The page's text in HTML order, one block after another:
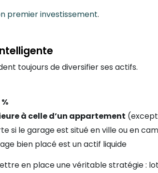
premier investissement.
toujours de diversifier ses actifs.
à celle d’un appartement
si le garage est situé en ville ou en
bien placé est un actif liquide
en place une véritable stratégie :